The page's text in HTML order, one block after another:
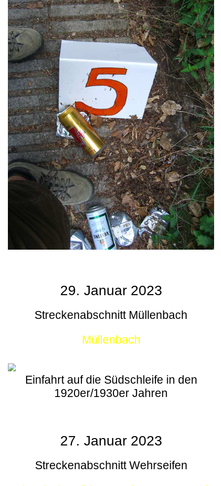
29. Januar 2023
Streckenabschnitt Müllenbach
Müllenbach
Einfahrt auf die Südschleife in den
1920er/1930er Jahren
27. Januar 2023
Streckenabschnitt Wehrseifen